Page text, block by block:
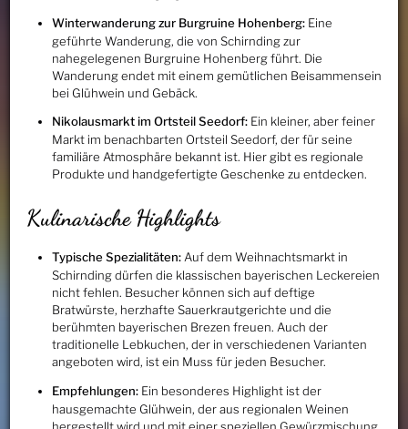
Winterwanderung zur Burgruine Hohenberg:Eine
geführte Wanderung, die von Schirnding zur
nahegelegenen Burgruine Hohenberg führt. Die
Wanderung endet mit einem gemütlichen Beisammensein
bei Glühwein und Gebäck.
Nikolausmarkt im Ortsteil Seedorf:Ein kleiner, aber feiner
Markt im benachbarten Ortsteil Seedorf, der für seine
familiäre Atmosphäre bekannt ist. Hier gibt es regionale
Produkte und handgefertigte Geschenke zu entdecken.
Kulinarische Highlights
Typische Spezialitäten:Auf dem Weihnachtsmarkt in
Schirnding dürfen die klassischen bayerischen Leckereien
nicht fehlen. Besucher können sich auf deftige
Bratwürste, herzhafte Sauerkrautgerichte und die
berühmten bayerischen Brezen freuen. Auch der
traditionelle Lebkuchen, der in verschiedenen Varianten
angeboten wird, ist ein Muss für jeden Besucher.
Empfehlungen:Ein besonderes Highlight ist der
hausgemachte Glühwein, der aus regionalen Weinen
hergestellt wird und mit einer speziellen Gewürzmischung